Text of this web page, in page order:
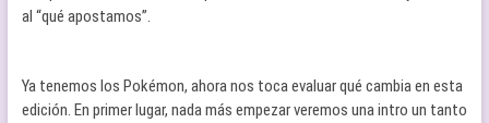
al “qué apostamos”.
Ya tenemos los Pokémon, ahora nos toca evaluar qué cambia en esta
edición. En primer lugar, nada más empezar veremos una intro un tanto